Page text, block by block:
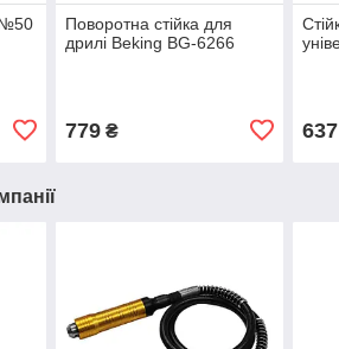
№50
Поворотна стійка для
дрилі Beking BG-6266
779₴ 637